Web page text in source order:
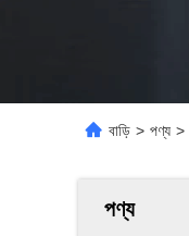
বাড়ি > পণ্য >
পণ্য